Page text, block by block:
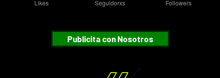
Likes Seguidorxs Followers
Publicita con Nosotros